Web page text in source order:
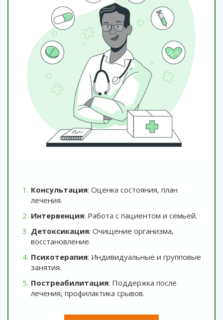
Консультация: Оценка состояния, план
лечения.
Интервенция: Работа с пациентом и семьей.
Детоксикация: Очищение организма,
восстановление.
Психотерапия: Индивидуальные и групповые
занятия.
Постреабилитация: Поддержка после
лечения, профилактика срывов.